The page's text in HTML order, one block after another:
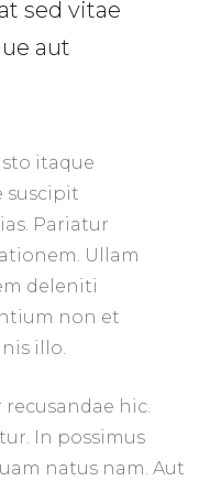
sed vitae
aut
itaque
suscipit
Pariatur
Ullam
deleniti
non et
illo.
hic.
In possimus
natus nam. Aut